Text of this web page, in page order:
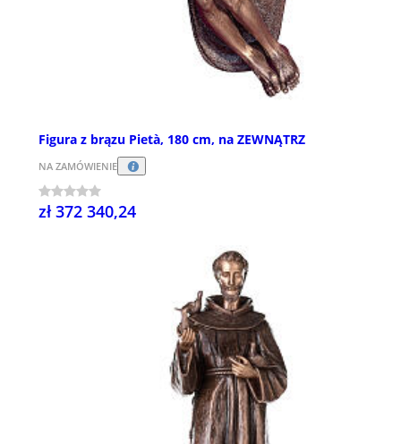
Figura z brązu Pietà, 180 cm, na ZEWNĄTRZ
NA ZAMÓWIENIE
zł 372 340,24